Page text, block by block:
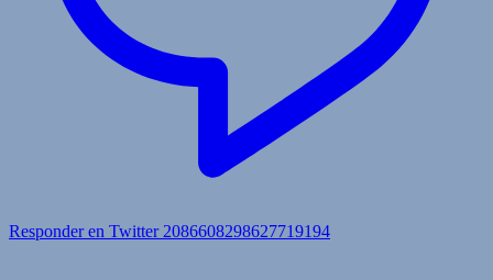
Responder en Twitter 2086608298627719194